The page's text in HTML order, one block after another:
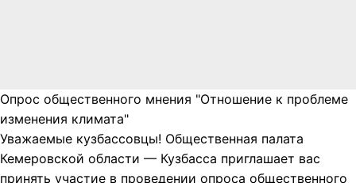
Опрос общественного мнения "Отношение к проблеме
изменения климата"
Уважаемые кузбассовцы! Общественная палата
Кемеровской области — Кузбасса приглашает вас
принять участие в проведении опроса общественного